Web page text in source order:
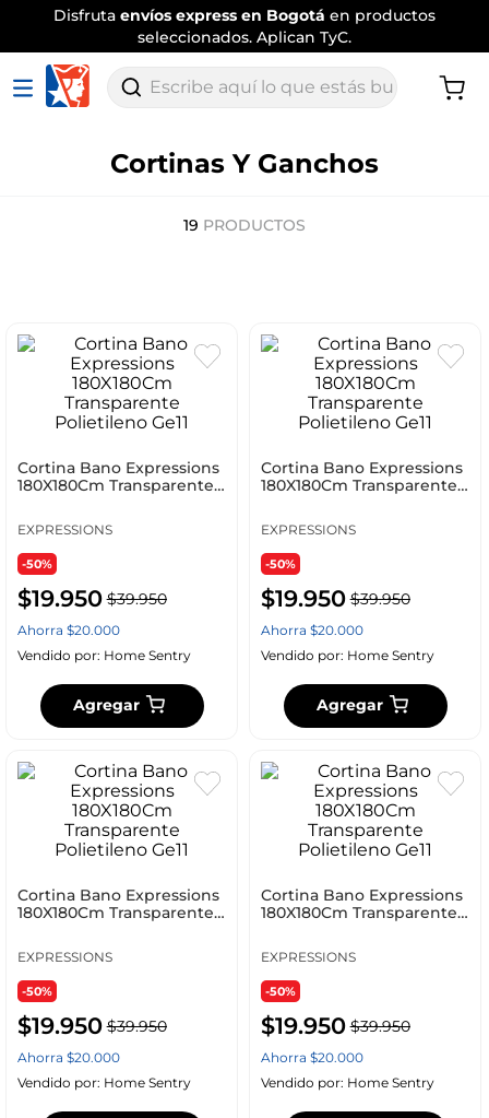
Disfruta envíos express en Bogotá en productos
seleccionados. Aplican TyC.
Escribe aquí lo que estás buscando
Cortinas Y Ganchos
19 PRODUCTOS
Cortina Bano Expressions
180X180Cm Transparente
EXPRESSIONS
-50%
$19.950 $39.950
Ahorra $20.000
Vendido por: Home Sentry
Agregar
Cortina Bano Expressions
180X180Cm Transparente
EXPRESSIONS
-50%
$19.950 $39.950
Ahorra $20.000
Vendido por: Home Sentry
Agregar
Cortina Bano Expressions
180X180Cm Transparente
EXPRESSIONS
-50%
$19.950 $39.950
Ahorra $20.000
Vendido por: Home Sentry
Cortina Bano Expressions
180X180Cm Transparente
EXPRESSIONS
-50%
$19.950 $39.950
Ahorra $20.000
Vendido por: Home Sentry